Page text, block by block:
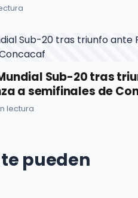
Sub-20 tras
a semifinales de
lectura
pueden